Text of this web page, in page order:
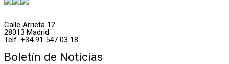
Calle Arrieta 12
28013 Madrid
Telf. +34 91 547 03 18
Boletín de Noticias